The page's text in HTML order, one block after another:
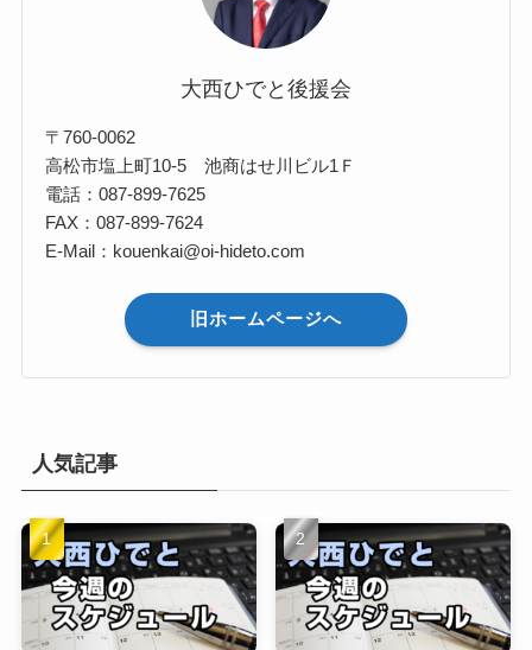
大西ひでと後援会
〒760-0062
高松市塩上町10-5 池商はせ川ビル1Ｆ
電話：087-899-7625
FAX：087-899-7624
E-Mail：kouenkai@oi-hideto.com
旧ホームページへ
人気記事